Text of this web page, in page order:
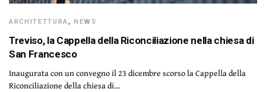
ARCHITETTURA,NEWS
Treviso, la Cappella della Riconciliazione nella chiesa di
San Francesco
Inaugurata con un convegno il 23 dicembre scorso la Cappella della
Riconciliazione della chiesa di…